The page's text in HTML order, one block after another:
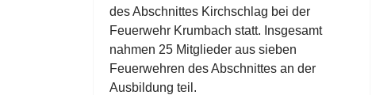
des Abschnittes Kirchschlag bei der
Feuerwehr Krumbach statt. Insgesamt
nahmen 25 Mitglieder aus sieben
Feuerwehren des Abschnittes an der
Ausbildung teil.